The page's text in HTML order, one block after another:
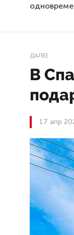
ДАЛЕЕ
В
17 апр